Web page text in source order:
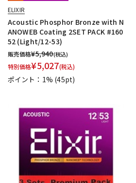
ELIXIR
Acoustic Phosphor Bronze with N
ANOWEB Coating 2SET PACK #160
52 (Light/12-53)
販売価格¥5,940(税込)
特別価格¥5,027(税込)
ポイント：1% (45pt)